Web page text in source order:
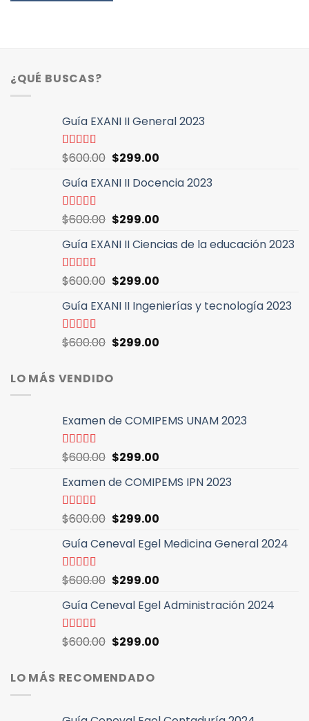
$600.00.$299.00.
¿QUÉ BUSCAS?
Guía EXANI II General 2023
Valorado
con
5
$600.00 El
original
$600.00.
$299.00El
actual
$299.00.
Guía EXANI II Docencia 2023
Valorado
con
5
$600.00 El
original
$600.00.
$299.00El
actual
$299.00.
Guía EXANI II Ciencias de la educación 2023
Valorado
con
5
$600.00 El
original
$600.00.
$299.00El
actual
$299.00.
Guía EXANI II Ingenierías y tecnología 2023
Valorado
con
$600.00 El
original
era:
$299.00El
LO MÁS VENDIDO
Examen de COMIPEMS UNAM 2023
Valorado
de 5
$600.00 El
original
$600.00.
$299.00El
actual
$299.00.
Examen de COMIPEMS IPN 2023
Valorado
5
$600.00 El
original
$600.00.
$299.00El
actual
$299.00.
Guía Ceneval Egel Medicina General 2024
Valorado
5
$600.00 El
original
$600.00.
$299.00El
actual
$299.00.
Guía Ceneval Egel Administración 2024
Valorado
$600.00 El
original
era:
$299.00El
LO MÁS RECOMENDADO